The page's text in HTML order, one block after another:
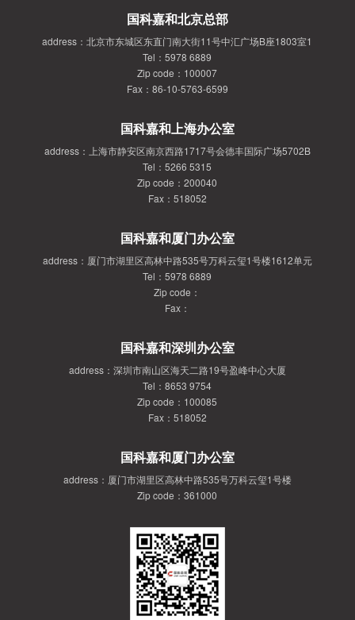
国科嘉和北京总部
address：北京市东城区东直门南大街11号中汇广场B座1803室1
Tel：5978 6889
Zip code：100007
Fax：86-10-5763-6599
国科嘉和上海办公室
address：上海市静安区南京西路1717号会德丰国际广场5702B
Tel：5266 5315
Zip code：200040
Fax：518052
国科嘉和厦门办公室
address：厦门市湖里区高林中路535号万科云玺1号楼1612单元
Tel：5978 6889
Zip code：
Fax：
国科嘉和深圳办公室
address：深圳市南山区海天二路19号盈峰中心大厦
Tel：8653 9754
Zip code：100085
Fax：518052
国科嘉和厦门办公室
address：厦门市湖里区高林中路535号万科云玺1号楼
Zip code：361000